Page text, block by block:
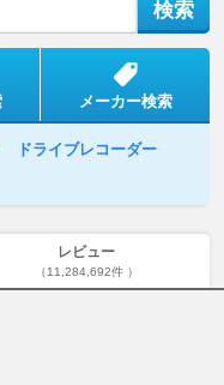
メーカー検索
ドライブレコーダー
レビュー
（11,284,692件 ）